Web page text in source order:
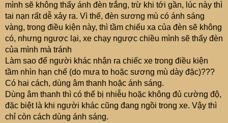
mình sẽ không thấy ánh đèn trắng, trừ khi tới gần, lúc này thì
tai nạn rất dễ xảy ra. Vì thế, đèn sương mù có ánh sáng
vàng, trong điều kiện này, thì tầm chiếu xa của đèn sẽ không
có, nhưng ngược lại, xe chạy ngược chiều mình sẽ thấy đèn
của mình mà tránh
Làm sao để người khác nhận ra chiếc xe trong điều kiện
tầm nhìn hạn chế (do mưa to hoặc sương mù dày đặc)???
Có hai cách, dùng âm thanh hoặc ánh sáng.
Dùng âm thanh thì có thể bị nhiễu hoặc không đủ cường độ,
đặc biệt là khi người khác cũng đang ngồi trong xe. Vậy thì
chỉ còn cách dùng ánh sáng.